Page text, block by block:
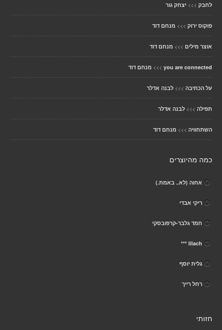
לחבק >>> יצחק גור
פוקוס ירוק >>> מנחם דוד
אוצר מילים >>> מנחם דוד
you are connected
>>> מנחם דוד
על הכתיבה >>> לבנה אדלר
תפילה >>> לבנה אדלר
השתחוויה >>> מנחם דוד
כמה מהיוצרים
אחוה (לא.. באמת.)
ריקי אבדי
חמד גלבר-קרפובסקי
lilach ***
גלית יוסף
רחל רייך
חזותי